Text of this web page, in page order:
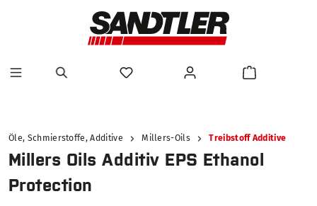
Öle, Schmierstoffe, Additive Millers-Oils Treibstoff Additive
Millers Oils Additiv EPS Ethanol
Protection